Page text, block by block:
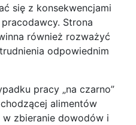
się z konsekwencjami
Strona
również rozważyć
odpowiednim
pracy „na czarno”
alimentów
w zbieranie dowodów i